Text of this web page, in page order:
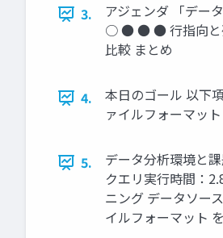
3.
アジェンダ 「デー
○ ● ● ● 行指向と列
比較 まとめ
4.
本日のゴール 以下
ァイルフォーマット
5.
データ分析環境と
クエリ実行時間：
ニング データソー
イルフォーマット